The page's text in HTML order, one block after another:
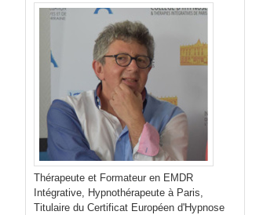
Thérapeute et Formateur en EMDR
Intégrative, Hypnothérapeute à Paris,
Titulaire du Certificat Européen d'Hypnose